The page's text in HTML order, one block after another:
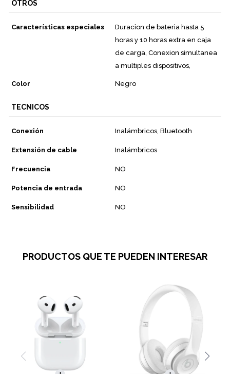
OTROS
Características especiales
Duracion de bateria hasta 5
horas y 10 horas extra en caja
de carga, Conexion simultanea
a multiples dispositivos,
Color Negro
TECNICOS
Conexión Inalámbricos, Bluetooth
Extensión de cable Inalámbricos
Frecuencia NO
Potencia de entrada NO
Sensibilidad NO
PRODUCTOS QUE TE PUEDEN INTERESAR